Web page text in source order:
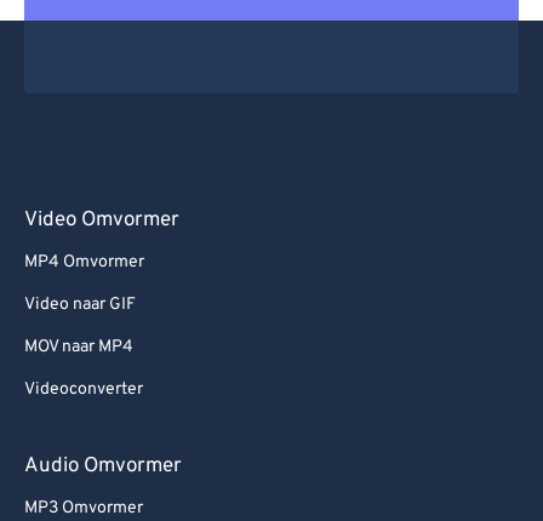
Video Omvormer
MP4 Omvormer
Video naar GIF
MOV naar MP4
Videoconverter
Audio Omvormer
MP3 Omvormer